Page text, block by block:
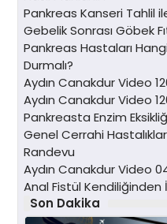
Pankreas Kanseri Tahlil
Gebelik Sonrası Göbek
Pankreas Hastaları
Durmalı?
Aydın Canakdur Video
Aydın Canakdur Video
Pankreasta Enzim
Genel Cerrahi
Randevu
Aydın Canakdur Video
Anal Fistül Kendiliğinden
Son Dakika